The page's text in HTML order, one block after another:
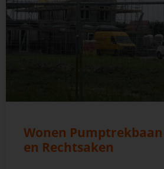
Wonen
en Rechtsaken